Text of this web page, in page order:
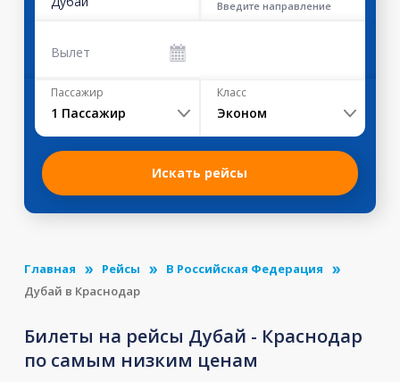
Введите направление
Вылет
Пассажир
1 Пассажир
Класс
Эконом
Искать рейсы
Главная Рейсы
В Российская Федерация
Дубай в Краснодар
Билеты на рейсы Дубай - Краснодар
по самым низким ценам